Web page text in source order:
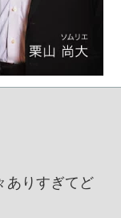
ありすぎてど